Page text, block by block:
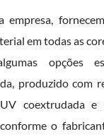
empresa,
em todas as
opções
produzido com
coextrudada
o